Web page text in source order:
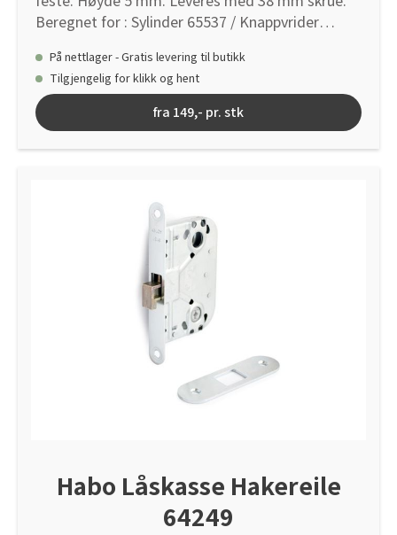
Beregnet for : Sylinder 65537 / Knappvrider
På nettlager - Gratis levering til butikk
Tilgjengelig for klikk og hent
fra 149,- pr. stk
Habo Låskasse Hakereile
64249